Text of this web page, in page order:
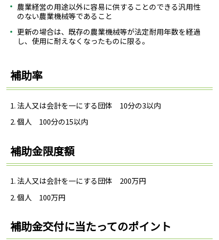
農業経営の用途以外に容易に供することのできる汎用性
のない農業機械等であること
更新の場合は、既存の農業機械等が法定耐用年数を経過
し、使用に耐えなくなったものに限る。
補助率
法人又は会計を一にする団体 10分の3以内
個人 100分の15以内
補助金限度額
法人又は会計を一にする団体 200万円
個人 100万円
補助金交付に当たってのポイント